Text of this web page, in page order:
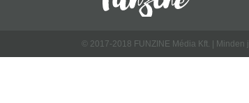
© 2017-2018 FUNZINE Média Kft. | Minden